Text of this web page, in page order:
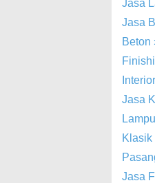
Jasa
Jasa
Beton
Interior
Jasa
Klasik
Jasa